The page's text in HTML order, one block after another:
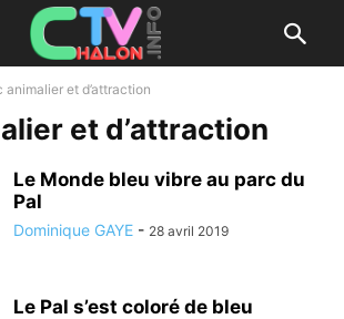
animalier et d’attraction
et d’attraction
Le Monde bleu vibre au parc du
Pal
Dominique GAYE - 28 avril 2019
Le Pal s’est coloré de bleu